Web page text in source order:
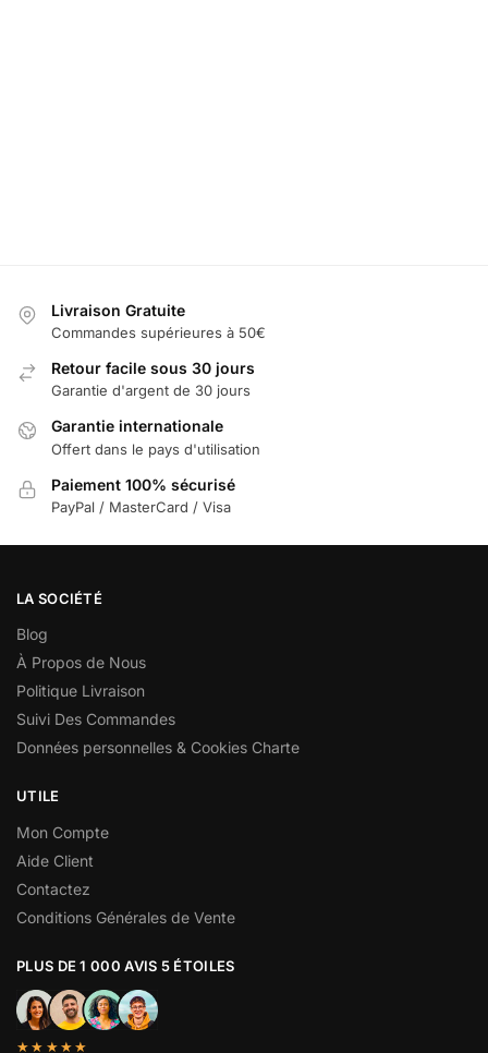
Livraison Gratuite
Commandes supérieures à 50€
Retour facile sous 30 jours
Garantie d'argent de 30 jours
Garantie internationale
Offert dans le pays d'utilisation
Paiement 100% sécurisé
PayPal / MasterCard / Visa
LA SOCIÉTÉ
Blog
À Propos de Nous
Politique Livraison
Suivi Des Commandes
Données personnelles & Cookies Charte
UTILE
Mon Compte
Aide Client
Contactez
Conditions Générales de Vente
PLUS DE 1 000 AVIS 5 ÉTOILES
★★★★★